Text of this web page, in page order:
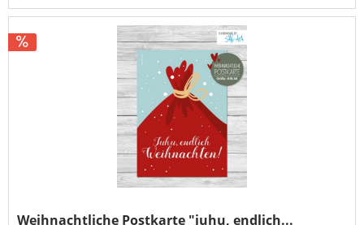
Weihnachtliche Postkarte "juhu, endlich...